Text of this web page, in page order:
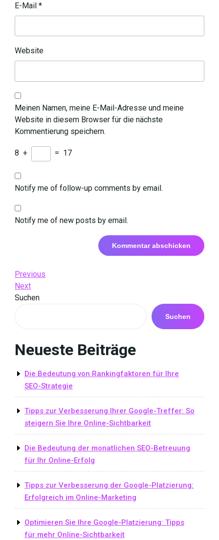
E-Mail *
Website
Meinen Namen, meine E-Mail-Adresse und meine
Website in diesem Browser für die nächste
Kommentierung speichern.
8 + = 17
Notify me of follow-up comments by email.
Notify me of new posts by email.
Beitrags-
Navigation
Previous
Post
Previous
Next
Post
Next
Suchen
Suchen
Neueste Beiträge
Die Bedeutung von Rankingfaktoren für Ihre
SEO-Strategie
Tipps zur Verbesserung Ihrer Google-Treffer: So
steigern Sie Ihre Online-Sichtbarkeit
Die Bedeutung der monatlichen SEO-Betreuung
für Ihr Online-Erfolg
Tipps zur Verbesserung der Google-Platzierung:
Erfolgreich im Online-Marketing
Optimieren Sie Ihre Google-Platzierung: Tipps
für mehr Online-Sichtbarkeit